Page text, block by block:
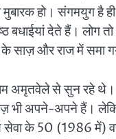
हो। संगमयुग है ही
बधाईयां देते हैं। लोग
साज़ और राज में समा
अमृतवेले से सुन रहे
भी अपने-अपने हैं।
के 50 (1986 में)